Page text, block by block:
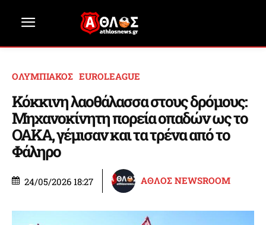
ΟΛΥΜΠΙΑΚΟΣ EUROLEAGUE
Κόκκινη λαοθάλασσα στους δρόμους:
Μηχανοκίνητη πορεία οπαδών ως το
ΟΑΚΑ, γέμισαν και τα τρένα από το
Φάληρο
24/05/2026 18:27 ΑΘΛΟΣ NEWSROOM